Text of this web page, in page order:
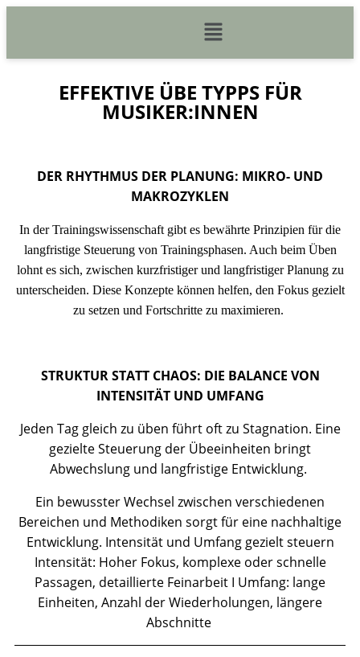
EFFEKTIVE ÜBE TYPPS FÜR
MUSIKER:INNEN
DER RHYTHMUS DER PLANUNG: MIKRO- UND
MAKROZYKLEN
In der Trainingswissenschaft gibt es bewährte Prinzipien für die
langfristige Steuerung von Trainingsphasen. Auch beim Üben
lohnt es sich, zwischen kurzfristiger und langfristiger Planung zu
unterscheiden. Diese Konzepte können helfen, den Fokus gezielt
zu setzen und Fortschritte zu maximieren.
STRUKTUR STATT CHAOS: DIE BALANCE VON
INTENSITÄT UND UMFANG
Jeden Tag gleich zu üben führt oft zu Stagnation. Eine
gezielte Steuerung der Übeeinheiten bringt
Abwechslung und langfristige Entwicklung.
Ein bewusster Wechsel zwischen verschiedenen
Bereichen und Methodiken sorgt für eine nachhaltige
Entwicklung. Intensität und Umfang gezielt steuern
Intensität: Hoher Fokus, komplexe oder schnelle
Passagen, detaillierte Feinarbeit I Umfang: lange
Einheiten, Anzahl der Wiederholungen, längere
Abschnitte